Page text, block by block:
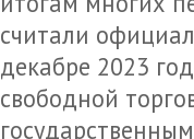
считали
декабре 2023
свободной